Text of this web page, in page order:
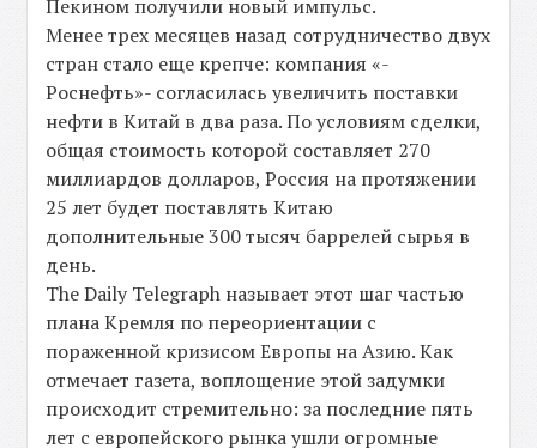
Пекином получили новый импульс.
Менее трех месяцев назад сотрудничество двух
стран стало еще крепче: компания «-
Роснефть»- согласилась увеличить поставки
нефти в Китай в два раза. По условиям сделки,
общая стоимость которой составляет 270
миллиардов долларов, Россия на протяжении
25 лет будет поставлять Китаю
дополнительные 300 тысяч баррелей сырья в
день.
The Daily Telegraph называет этот шаг частью
плана Кремля по переориентации с
пораженной кризисом Европы на Азию. Как
отмечает газета, воплощение этой задумки
происходит стремительно: за последние пять
лет с европейского рынка ушли огромные